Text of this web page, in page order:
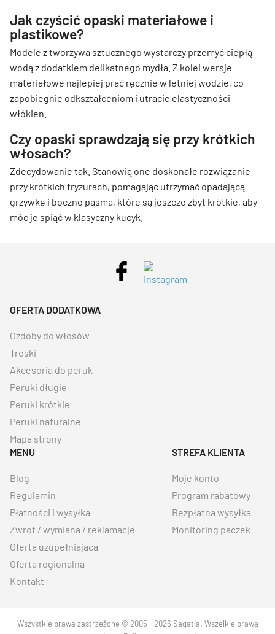
Jak czyścić opaski materiałowe i
plastikowe?
Modele z tworzywa sztucznego wystarczy przemyć ciepłą
wodą z dodatkiem delikatnego mydła. Z kolei wersje
materiałowe najlepiej prać ręcznie w letniej wodzie, co
zapobiegnie odkształceniom i utracie elastyczności
włókien.
Czy opaski sprawdzają się przy krótkich
włosach?
Zdecydowanie tak. Stanowią one doskonałe rozwiązanie
przy krótkich fryzurach, pomagając utrzymać opadającą
grzywkę i boczne pasma, które są jeszcze zbyt krótkie, aby
móc je spiąć w klasyczny kucyk.
OFERTA DODATKOWA
Ozdoby do włosów
Treski
Akcesoria do peruk
Peruki długie
Peruki krótkie
Peruki naturalne
Mapa strony
MENU
Blog
Regulamin
Płatności i wysyłka
Zwrot / wymiana / reklamacje
Oferta uzupełniająca
Oferta regionalna
Kontakt
STREFA KLIENTA
Moje konto
Program rabatowy
Bezpłatna wysyłka
Monitoring paczek
Wszystkie prawa zastrzeżone © 2005 - 2026 Sagatia. Wszelkie prawa